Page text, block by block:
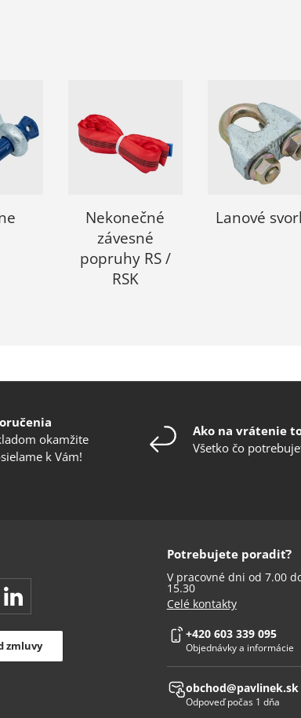
Nekonečné
závesné
popruhy RS /
RSK
Lanové
okamžite
k Vám!
Ako na vrátenie
Všetko čo
LinkedIn
zmluvy
Potrebujete poradiť?
V pracovné dni od 7.00
15.30
Celé kontakty
+420 603 339 095
Objednávky a informácie
obchod@pavlinek.sk
Odpoveď počas 1 dňa